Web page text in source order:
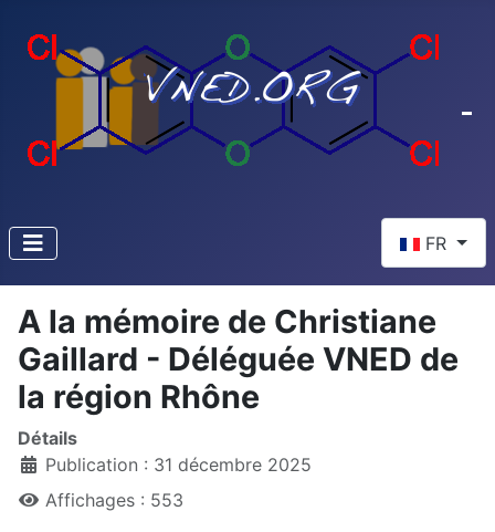
FR
A la mémoire de Christiane
Gaillard - Déléguée VNED de
la région Rhône
Détails
Publication : 31 décembre 2025
Affichages : 553